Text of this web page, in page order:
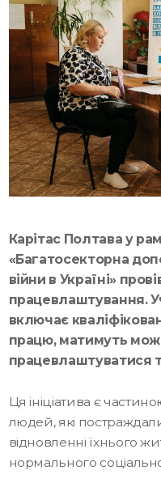
Карітас Полтава у
«Багатосекторна
війни в Україні»
працевлаштування.
включає
працю, матимуть
працевлаштуватися
Ця ініціатива є
людей, які
відновленні їхнього
нормального